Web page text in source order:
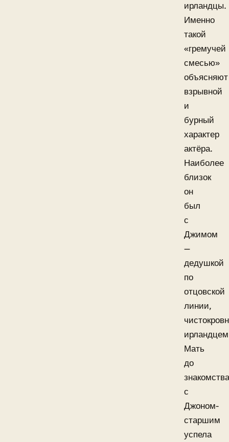
ирландцы.
Именно
такой
«гремучей
смесью»
объясняют
взрывной
и
бурный
характер
актёра.
Наиболее
близок
он
был
с
Джимом
—
дедушкой
по
отцовской
линии,
Мать
до
знакомства
с
Джоном-
старшим
успела